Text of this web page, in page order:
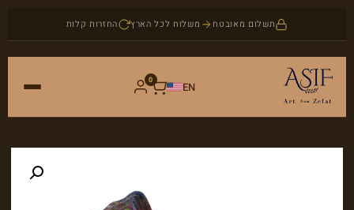
תשלום מאובטח משלוח לכל הארץ החזרות קלות
EN
0